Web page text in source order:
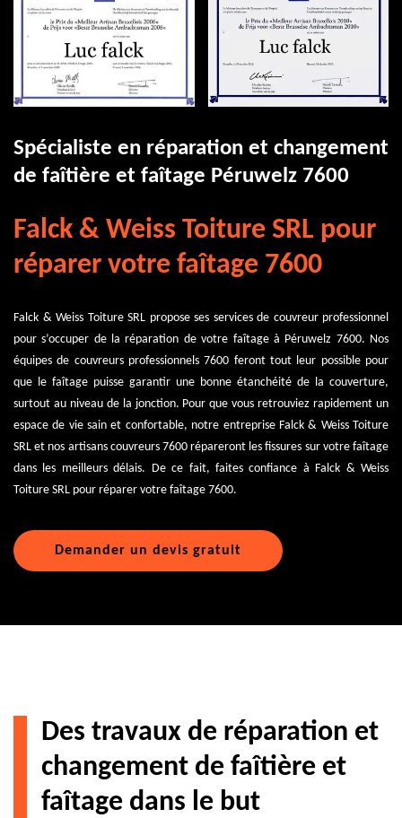
Spécialiste en réparation et changement
de faîtière et faîtage Péruwelz 7600
Falck & Weiss Toiture SRL pour
réparer votre faîtage 7600
Falck & Weiss Toiture SRL propose ses services de couvreur professionnel
pour s’occuper de la réparation de votre faîtage à Péruwelz 7600. Nos
équipes de couvreurs professionnels 7600 feront tout leur possible pour
que le faîtage puisse garantir une bonne étanchéité de la couverture,
surtout au niveau de la jonction. Pour que vous retrouviez rapidement un
espace de vie sain et confortable, notre entreprise Falck & Weiss Toiture
SRL et nos artisans couvreurs 7600 répareront les fissures sur votre faîtage
dans les meilleurs délais. De ce fait, faites confiance à Falck & Weiss
Toiture SRL pour réparer votre faîtage 7600.
Demander un devis gratuit
Des travaux de réparation et
changement de faîtière et
faîtage dans le but